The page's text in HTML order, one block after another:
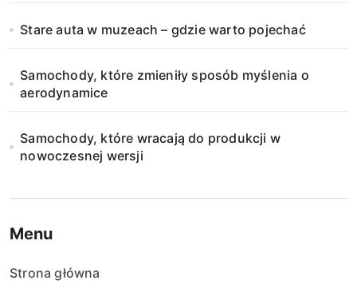
Stare auta w muzeach – gdzie warto pojechać
Samochody, które zmieniły sposób myślenia o
aerodynamice
Samochody, które wracają do produkcji w
nowoczesnej wersji
Menu
Strona główna